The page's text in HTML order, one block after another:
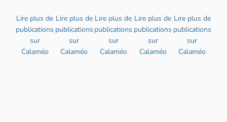
Lire plus de
publications
sur
Calaméo
Lire plus de
publications
sur
Calaméo
Lire plus de
publications
sur
Calaméo
Lire plus de
publications
sur
Calaméo
Lire plus de
publications
sur
Calaméo